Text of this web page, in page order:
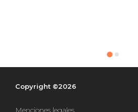
Copyright ©2026
Menciones legales